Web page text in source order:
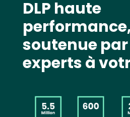
DLP haute
soutenue
experts à
Image